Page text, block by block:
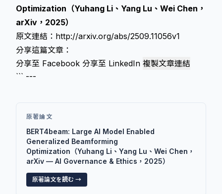
Optimization（Yuhang Li、Yang Lu、Wei Chen，
arXiv，2025）
原文連結： http://arxiv.org/abs/2509.11056v1
分享這篇文章：
分享至 Facebook 分享至 LinkedIn 複製文章連結
``` ---
原著論文
BERT4beam: Large AI Model Enabled
Generalized Beamforming
Optimization（Yuhang Li、Yang Lu、Wei Chen，
arXiv — AI Governance & Ethics，2025）
原著論文を読む →